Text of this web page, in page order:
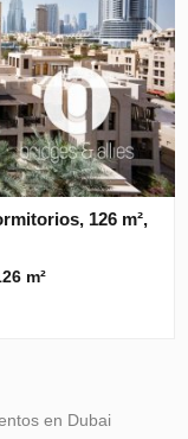
126 m²,
m²
en Dubai